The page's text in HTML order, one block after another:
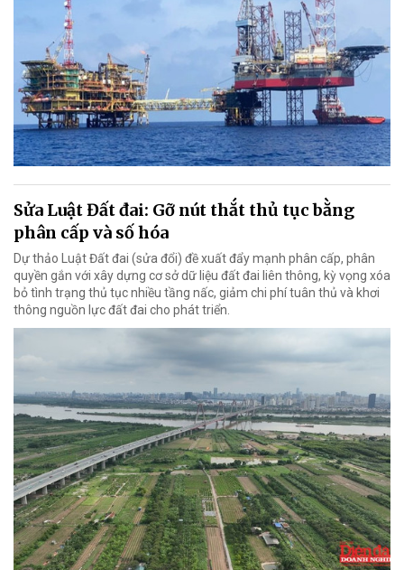
Sửa Luật Đất đai: Gỡ nút thắt thủ tục bằng
phân cấp và số hóa
Dự thảo Luật Đất đai (sửa đổi) đề xuất đẩy mạnh phân cấp, phân
quyền gắn với xây dựng cơ sở dữ liệu đất đai liên thông, kỳ vọng xóa
bỏ tình trạng thủ tục nhiều tầng nấc, giảm chi phí tuân thủ và khơi
thông nguồn lực đất đai cho phát triển.